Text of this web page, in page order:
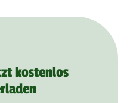
kostenlos